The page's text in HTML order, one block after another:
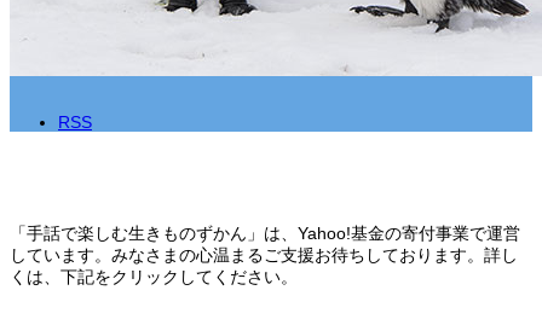
RSS
「手話で楽しむ生きものずかん」は、Yahoo!基金の寄付事業で運営
しています。みなさまの心温まるご支援お待ちしております。詳し
くは、下記をクリックしてください。